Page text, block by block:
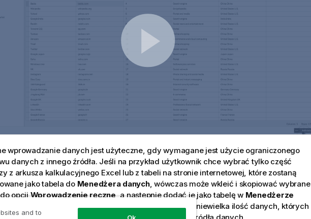
wprowadzanie danych jest użyteczne, gdy wymagane jest użycie ograniczonego
danych z innego źródła. Jeśli na przykład użytkownik chce wybrać tylko część
z arkusza kalkulacyjnego Excel lub z tabeli na stronie internetowej, które zostaną
jako tabela do Menedżera danych, wówczas może wkleić i skopiować wybrane
opcjiWprowadzenie ręczne, a następnie dodać je jako tabelę w Menedżerze
. Jest to również rozwiązanie użyteczne, gdy istnieje niewielka ilość danych, których
and to